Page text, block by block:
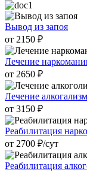
Вывод из запоя
от 2150 ₽
Лечение
от 2650 ₽
Лечение
от 3150 ₽
Реабилитация
от 2700 ₽/cут
Реабилитация